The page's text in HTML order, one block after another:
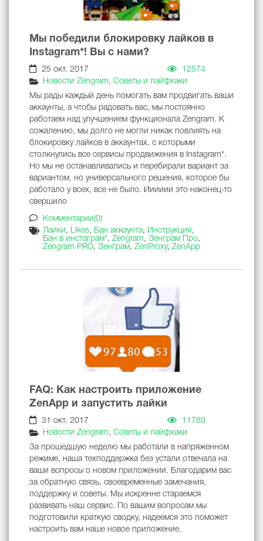
Мы победили блокировку лайков в
Instagram*! Вы с нами?
25 окт. 2017
12574
Новости Zengram, Советы и лайфхаки
Мы рады каждый день помогать вам продвигать ваши
аккаунты, а чтобы радовать вас, мы постоянно
работаем над улучшением функционала Zengram. К
сожалению, мы долго не могли никак повлиять на
блокировку лайков в аккаунтах, с которыми
столкнулись все сервисы продвижения в Instagram*.
Но мы не останавливались и перебирали вариант за
вариантом, но универсального решения, которое бы
работало у всех, все не было. Ииииии это наконец-то
свершило
Комментарии(0)
Лайки , Likes, Бан аккаунта, Инструкция,
Бан в инстаграм*, Zengram, Зенграм Про,
Zengram PRO, Зенграм, ZenProxy, ZenApp
FAQ: Как настроить приложение
ZenApp и запустить лайки
31 окт. 2017
11789
Новости Zengram, Советы и лайфхаки
За прошедшую неделю мы работали в напряженном
режиме, наша техподдержка без устали отвечала на
ваши вопросы о новом приложении. Благодарим вас
за обратную связь, своевременные замечания,
поддержку и советы. Мы искренне стараемся
развивать наш сервис. По вашим вопросам мы
подготовили краткую сводку, надеемся это поможет
настроить вам наше новое приложение.